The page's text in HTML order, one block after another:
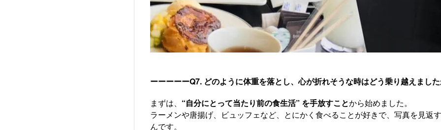
ーーーーーQ7. どのように体重を落とし、心が折れそうな時はどう乗り越えまし
まずは、 “自分にとって当たり前の食生活” を手放すことから始めました。
ラーメンや唐揚げ、ビュッフェなど、とにかく食べることが好きで、写真を見返
んです。